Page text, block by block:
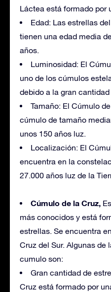
Láctea está formado por
Edad: Las estrellas
tienen una edad media
años.
Luminosidad: El
uno de los cúmulos
debido a la gran
Tamaño: El Cúmulo
cúmulo de tamaño
unos 150 años luz.
Localización: El
encuentra en la
27.000 años luz de la
Cúmulo de la Cruz,
más conocidos y está
estrellas. Se encuentra
Cruz del Sur. Algunas
cumulo son:
Gran cantidad de
Cruz está formado por